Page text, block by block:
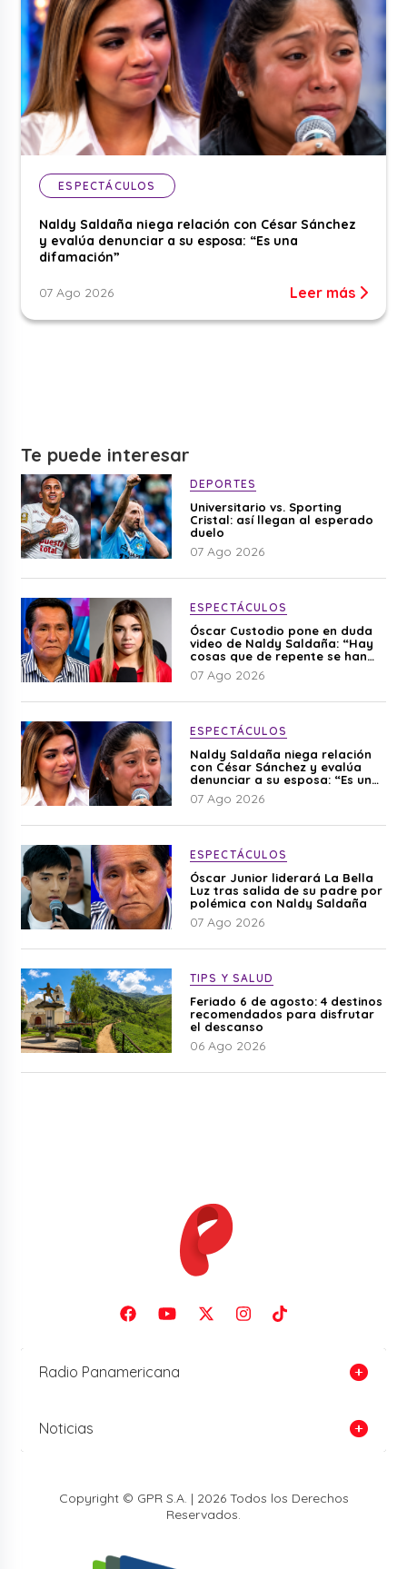
ESPECTÁCULOS
Naldy Saldaña niega relación con César Sánchez
y evalúa denunciar a su esposa: “Es una
difamación”
07 Ago 2026 Leer más
Te puede interesar
DEPORTES
Universitario vs. Sporting
Cristal: así llegan al esperado
duelo
07 Ago 2026
ESPECTÁCULOS
Óscar Custodio pone en duda
video de Naldy Saldaña: “Hay
cosas que de repente se han
editado”
07 Ago 2026
ESPECTÁCULOS
Naldy Saldaña niega relación
con César Sánchez y evalúa
denunciar a su esposa: “Es una
difamación”
07 Ago 2026
ESPECTÁCULOS
Óscar Junior liderará La Bella
Luz tras salida de su padre por
polémica con Naldy Saldaña
07 Ago 2026
TIPS Y SALUD
Feriado 6 de agosto: 4 destinos
recomendados para disfrutar
el descanso
06 Ago 2026
Radio Panamericana
Noticias
Copyright © GPR S.A. | 2026 Todos los Derechos
Reservados.